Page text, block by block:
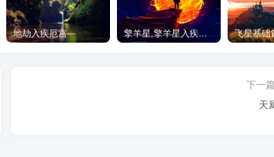
地劫入疾厄宫 擎羊星,擎羊星入疾厄宫
下一
天